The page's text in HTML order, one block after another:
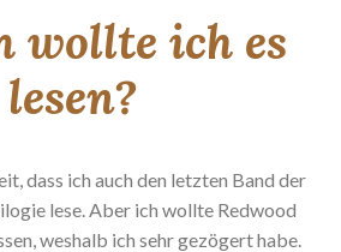
wollte ich es
lesen?
dass ich auch den letzten Band der
lese. Aber ich wollte Redwood
weshalb ich sehr gezögert habe.